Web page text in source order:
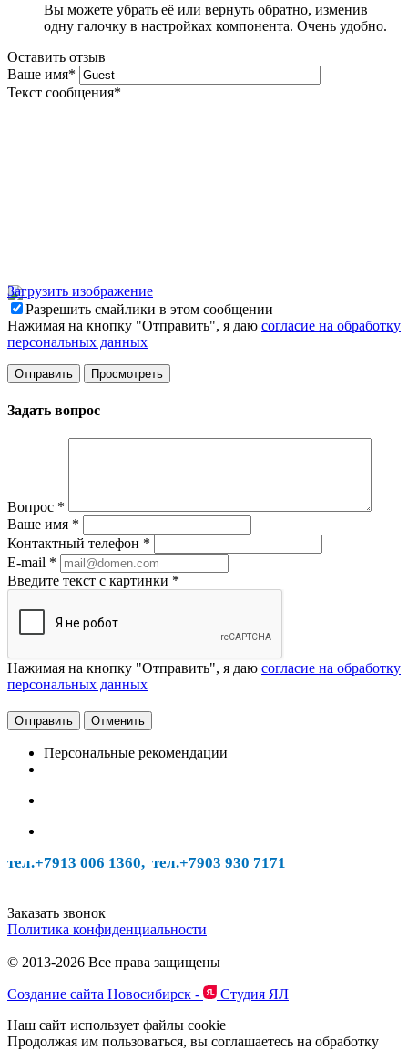
Вы можете убрать её или вернуть обратно, изменив
одну галочку в настройках компонента. Очень удобно.
Оставить отзыв
Ваше имя*
Текст сообщения*
Загрузить изображение
Разрешить смайлики в этом сообщении
Нажимая на кнопку "Отправить", я даю согласие на обработку
персональных данных
Задать вопрос
Вопрос *
Ваше имя *
Контактный телефон *
E-mail *
Введите текст с картинки *
Нажимая на кнопку "Отправить", я даю согласие на обработку
персональных данных
Отменить
Персональные рекомендации
тел.+7913 006 1360, тел.+7903 930 7171
Заказать звонок
Политика конфиденциальности
© 2013-2026 Все права защищены
Создание сайта Новосибирск -
Студия ЯЛ
Наш сайт использует файлы cookie
Продолжая им пользоваться, вы соглашаетесь на обработку